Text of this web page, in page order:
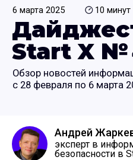
Обзор новостей
с 28 февраля по 6 марта
Start X №
6 марта 2025 10 минут
эксперт в
безопасности в
Андрей